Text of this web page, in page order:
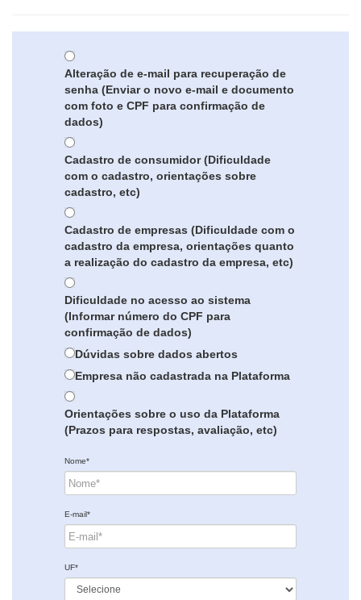
Alteração de e-mail para recuperação de
senha (Enviar o novo e-mail e documento
com foto e CPF para confirmação de
dados)
Cadastro de consumidor (Dificuldade
com o cadastro, orientações sobre
cadastro, etc)
Cadastro de empresas (Dificuldade com o
cadastro da empresa, orientações quanto
a realização do cadastro da empresa, etc)
Dificuldade no acesso ao sistema
(Informar número do CPF para
confirmação de dados)
Dúvidas sobre dados abertos
Empresa não cadastrada na Plataforma
Orientações sobre o uso da Plataforma
(Prazos para respostas, avaliação, etc)
Nome*
E-mail*
UF*